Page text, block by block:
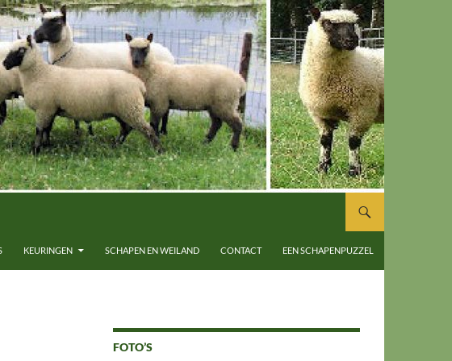
KEURINGEN SCHAPEN EN WEILAND CONTACT EEN SCHAPENPUZZEL
FOTO’S